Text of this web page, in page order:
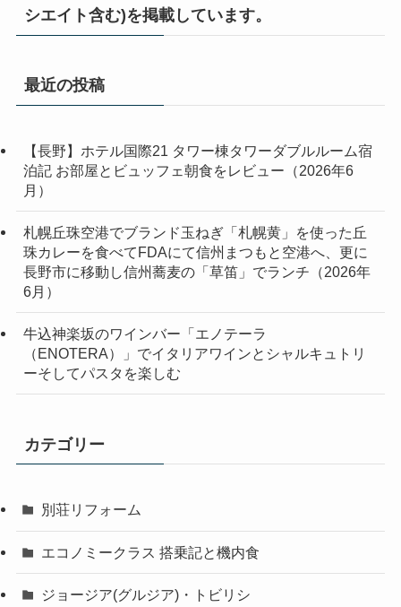
シエイト含む)を掲載しています。
最近の投稿
【長野】ホテル国際21 タワー棟タワーダブルルーム宿
泊記 お部屋とビュッフェ朝食をレビュー（2026年6
月）
札幌丘珠空港でブランド玉ねぎ「札幌黄」を使った丘
珠カレーを食べてFDAにて信州まつもと空港へ、更に
長野市に移動し信州蕎麦の「草笛」でランチ（2026年
6月）
牛込神楽坂のワインバー「エノテーラ
（ENOTERA）」でイタリアワインとシャルキュトリ
ーそしてパスタを楽しむ
カテゴリー
別荘リフォーム
エコノミークラス 搭乗記と機内食
ジョージア(グルジア)・トビリシ